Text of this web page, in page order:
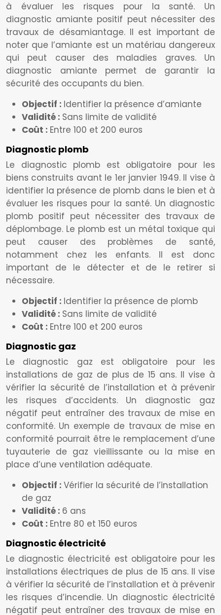
à évaluer les risques pour la santé. Un
diagnostic amiante positif peut nécessiter des
travaux de désamiantage. Il est important de
noter que l’amiante est un matériau dangereux
qui peut causer des maladies graves. Un
diagnostic amiante permet de garantir la
sécurité des occupants du bien.
Objectif : Identifier la présence d’amiante
Validité : Sans limite de validité
Coût : Entre 100 et 200 euros
Diagnostic plomb
Le diagnostic plomb est obligatoire pour les
biens construits avant le 1er janvier 1949. Il vise à
identifier la présence de plomb dans le bien et à
évaluer les risques pour la santé. Un diagnostic
plomb positif peut nécessiter des travaux de
déplombage. Le plomb est un métal toxique qui
peut causer des problèmes de santé,
notamment chez les enfants. Il est donc
important de le détecter et de le retirer si
nécessaire.
Objectif : Identifier la présence de plomb
Validité : Sans limite de validité
Coût : Entre 100 et 200 euros
Diagnostic gaz
Le diagnostic gaz est obligatoire pour les
installations de gaz de plus de 15 ans. Il vise à
vérifier la sécurité de l’installation et à prévenir
les risques d’accidents. Un diagnostic gaz
négatif peut entraîner des travaux de mise en
conformité. Un exemple de travaux de mise en
conformité pourrait être le remplacement d’une
tuyauterie de gaz vieillissante ou la mise en
place d’une ventilation adéquate.
Objectif : Vérifier la sécurité de l’installation
de gaz
Validité : 6 ans
Coût : Entre 80 et 150 euros
Diagnostic électricité
Le diagnostic électricité est obligatoire pour les
installations électriques de plus de 15 ans. Il vise
à vérifier la sécurité de l’installation et à prévenir
les risques d’incendie. Un diagnostic électricité
négatif peut entraîner des travaux de mise en